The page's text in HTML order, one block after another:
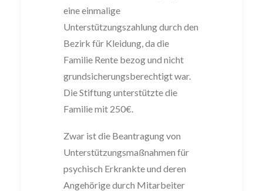
eine einmalige
Unterstützungszahlung durch den
Bezirk für Kleidung, da die
Familie Rente bezog und nicht
grundsicherungsberechtigt war.
Die Stiftung unterstützte die
Familie mit 250€.
Zwar ist die Beantragung von
Unterstützungsmaßnahmen für
psychisch Erkrankte und deren
Angehörige durch Mitarbeiter